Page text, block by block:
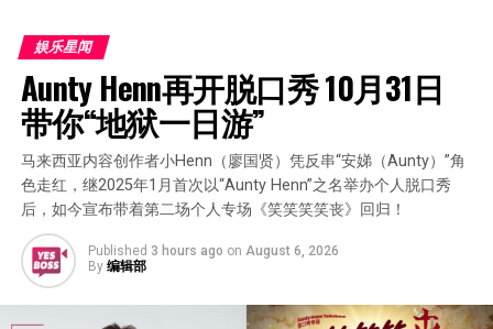
娱乐星闻
Aunty Henn再开脱口秀 10月31日
带你“地狱一日游”
马来西亚内容创作者小Henn（廖国贤）凭反串“安娣（Aunty）”角
色走红，继2025年1月首次以“Aunty Henn”之名举办个人脱口秀
后，如今宣布带着第二场个人专场《笑笑笑笑丧》回归！
Published 3 hours ago on August 6, 2026
By 编辑部